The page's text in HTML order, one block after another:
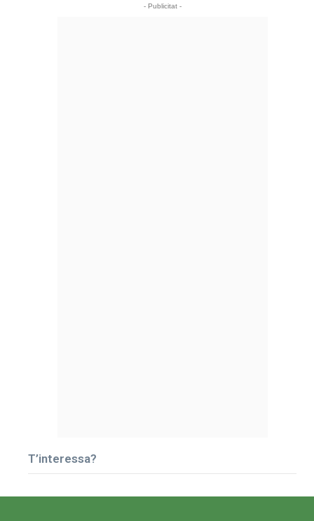
- Publicitat -
T’interessa?